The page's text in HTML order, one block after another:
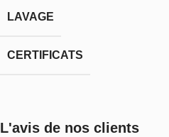
LAVAGE
CERTIFICATS
L'avis de nos clients